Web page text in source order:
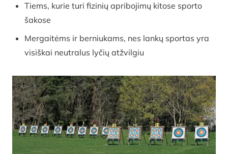
Tiems, kurie turi fizinių apribojimų kitose sporto
šakose
Mergaitėms ir berniukams, nes lankų sportas yra
visiškai neutralus lyčių atžvilgiu